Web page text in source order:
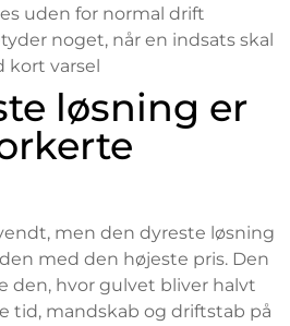
uden for normal drift
noget, når en indsats skal
kort varsel
løsning er
men den dyreste løsning
med den højeste pris. Den
den, hvor gulvet bliver halvt
tid, mandskab og driftstab på